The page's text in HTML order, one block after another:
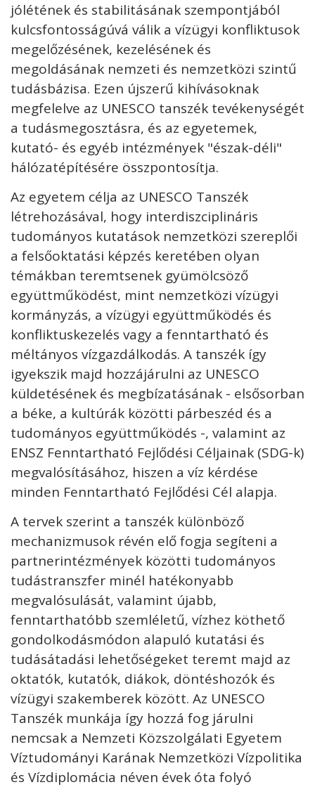
jólétének és stabilitásának szempontjából
kulcsfontosságúvá válik a vízügyi konfliktusok
megelőzésének, kezelésének és
megoldásának nemzeti és nemzetközi szintű
tudásbázisa. Ezen újszerű kihívásoknak
megfelelve az UNESCO tanszék tevékenységét
a tudásmegosztásra, és az egyetemek,
kutató- és egyéb intézmények "észak-déli"
hálózatépítésére összpontosítja.
Az egyetem célja az UNESCO Tanszék
létrehozásával, hogy interdiszciplináris
tudományos kutatások nemzetközi szereplői
a felsőoktatási képzés keretében olyan
témákban teremtsenek gyümölcsöző
együttműködést, mint nemzetközi vízügyi
kormányzás, a vízügyi együttműködés és
konfliktuskezelés vagy a fenntartható és
méltányos vízgazdálkodás. A tanszék így
igyekszik majd hozzájárulni az UNESCO
küldetésének és megbízatásának - elsősorban
a béke, a kultúrák közötti párbeszéd és a
tudományos együttműködés -, valamint az
ENSZ Fenntartható Fejlődési Céljainak (SDG-k)
megvalósításához, hiszen a víz kérdése
minden Fenntartható Fejlődési Cél alapja.
A tervek szerint a tanszék különböző
mechanizmusok révén elő fogja segíteni a
partnerintézmények közötti tudományos
tudástranszfer minél hatékonyabb
megvalósulását, valamint újabb,
fenntarthatóbb szemléletű, vízhez köthető
gondolkodásmódon alapuló kutatási és
tudásátadási lehetőségeket teremt majd az
oktatók, kutatók, diákok, döntéshozók és
vízügyi szakemberek között. Az UNESCO
Tanszék munkája így hozzá fog járulni
nemcsak a Nemzeti Közszolgálati Egyetem
Víztudományi Karának Nemzetközi Vízpolitika
és Vízdiplomácia néven évek óta folyó